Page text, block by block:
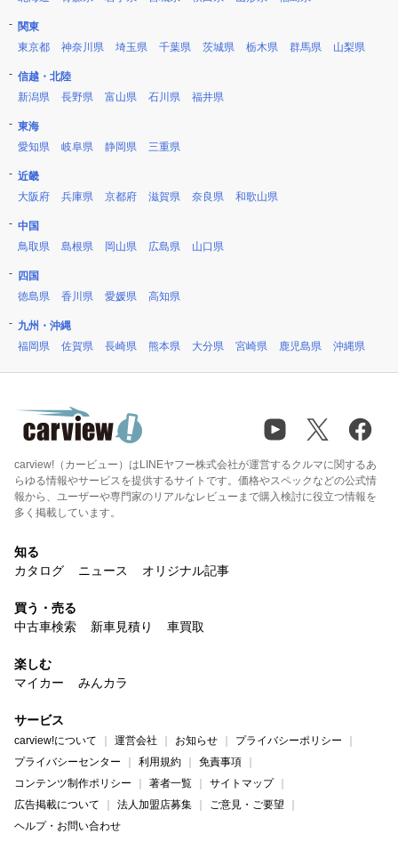
関東
東京都
神奈川県 埼玉県 千葉県 茨城県 栃木県 群馬県 山梨県
信越・北陸
新潟県
長野県 富山県 石川県 福井県
東海
愛知県
岐阜県 静岡県 三重県
近畿
大阪府
兵庫県 京都府 滋賀県 奈良県 和歌山県
中国
鳥取県
島根県 岡山県 広島県 山口県
四国
徳島県
香川県 愛媛県 高知県
九州・沖縄
福岡県
佐賀県 長崎県 熊本県 大分県 宮崎県 鹿児島県 沖縄県
carview!（カービュー）はLINEヤフー株式会社が運営するクルマに関するあ
らゆる情報やサービスを提供するサイトです。価格やスペックなどの公式情
報から、ユーザーや専門家のリアルなレビューまで購入検討に役立つ情報を
多く掲載しています。
知る
カタログ
ニュース オリジナル記事
買う・売る
中古車検索
新車見積り 車買取
楽しむ
マイカー
みんカラ
サービス
carview!について 運営会社 お知らせ
プライバシーポリシー
プライバシーセンター
利用規約
免責事項
コンテンツ制作ポリシー
著者一覧
サイトマップ
広告掲載について
法人加盟店募集
ご意見・ご要望
ヘルプ・お問い合わせ